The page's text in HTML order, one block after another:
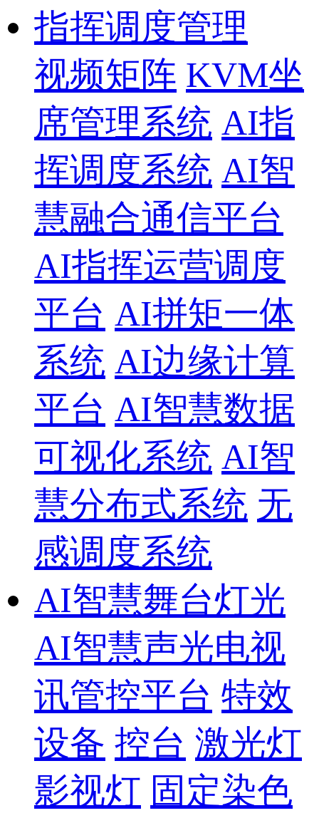
指挥调度管理
视频矩阵 KVM坐
席管理系统 AI指
挥调度系统 AI智
慧融合通信平台
AI指挥运营调度
平台 AI拼矩一体
系统 AI边缘计算
平台 AI智慧数据
可视化系统 AI智
慧分布式系统 无
感调度系统
AI智慧舞台灯光
AI智慧声光电视
讯管控平台 特效
设备 控台 激光灯
影视灯 固定染色